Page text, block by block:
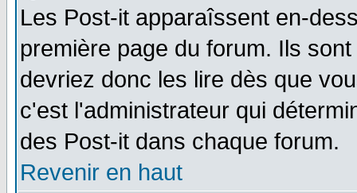
Les Post-it apparaîssent en-
première page du forum. Ils
devriez donc les lire dès que
c'est l'administrateur qui
des Post-it dans chaque forum.
Revenir en haut